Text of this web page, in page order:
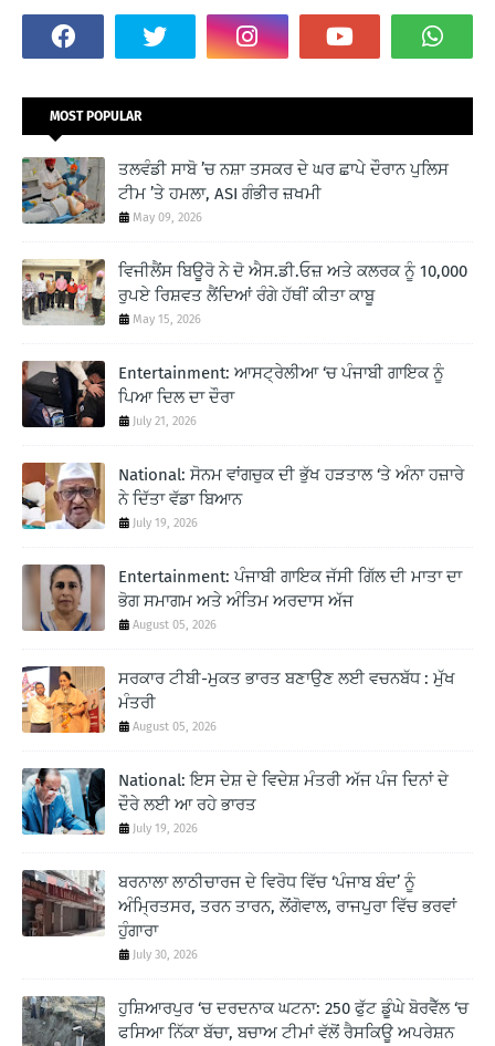
MOST POPULAR
ਤਲਵੰਡੀ ਸਾਬੋ ’ਚ ਨਸ਼ਾ ਤਸਕਰ ਦੇ ਘਰ ਛਾਪੇ ਦੌਰਾਨ ਪੁਲਿਸ
ਟੀਮ ’ਤੇ ਹਮਲਾ, ASI ਗੰਭੀਰ ਜ਼ਖਮੀ
May 09, 2026
ਵਿਜੀਲੈਂਸ ਬਿਊਰੋ ਨੇ ਦੋ ਐਸ.ਡੀ.ਓਜ਼ ਅਤੇ ਕਲਰਕ ਨੂੰ 10,000
ਰੁਪਏ ਰਿਸ਼ਵਤ ਲੈਂਦਿਆਂ ਰੰਗੇ ਹੱਥੀਂ ਕੀਤਾ ਕਾਬੂ
May 15, 2026
Entertainment: ਆਸਟ੍ਰੇਲੀਆ ‘ਚ ਪੰਜਾਬੀ ਗਾਇਕ ਨੂੰ
ਪਿਆ ਦਿਲ ਦਾ ਦੌਰਾ
July 21, 2026
National: ਸੋਨਮ ਵਾਂਗਚੁਕ ਦੀ ਭੁੱਖ ਹੜਤਾਲ ‘ਤੇ ਅੰਨਾ ਹਜ਼ਾਰੇ
ਨੇ ਦਿੱਤਾ ਵੱਡਾ ਬਿਆਨ
July 19, 2026
Entertainment: ਪੰਜਾਬੀ ਗਾਇਕ ਜੱਸੀ ਗਿੱਲ ਦੀ ਮਾਤਾ ਦਾ
ਭੋਗ ਸਮਾਗਮ ਅਤੇ ਅੰਤਿਮ ਅਰਦਾਸ ਅੱਜ
August 05, 2026
ਸਰਕਾਰ ਟੀਬੀ-ਮੁਕਤ ਭਾਰਤ ਬਣਾਉਣ ਲਈ ਵਚਨਬੱਧ : ਮੁੱਖ
ਮੰਤਰੀ
August 05, 2026
National: ਇਸ ਦੇਸ਼ ਦੇ ਵਿਦੇਸ਼ ਮੰਤਰੀ ਅੱਜ ਪੰਜ ਦਿਨਾਂ ਦੇ
ਦੌਰੇ ਲਈ ਆ ਰਹੇ ਭਾਰਤ
July 19, 2026
ਬਰਨਾਲਾ ਲਾਠੀਚਾਰਜ ਦੇ ਵਿਰੋਧ ਵਿੱਚ ‘ਪੰਜਾਬ ਬੰਦ’ ਨੂੰ
ਅੰਮ੍ਰਿਤਸਰ, ਤਰਨ ਤਾਰਨ, ਲੋਂਗੋਵਾਲ, ਰਾਜਪੁਰਾ ਵਿੱਚ ਭਰਵਾਂ
ਹੁੰਗਾਰਾ
July 30, 2026
ਹੁਸ਼ਿਆਰਪੁਰ ‘ਚ ਦਰਦਨਾਕ ਘਟਨਾ: 250 ਫੁੱਟ ਡੂੰਘੇ ਬੋਰਵੈੱਲ ‘ਚ
ਫਸਿਆ ਨਿੱਕਾ ਬੱਚਾ, ਬਚਾਅ ਟੀਮਾਂ ਵੱਲੋਂ ਰੈਸਕਿਊ ਅਪਰੇਸ਼ਨ